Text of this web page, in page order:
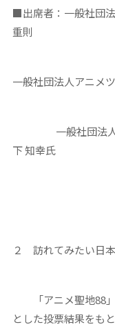
■出席者：一般社団
重則
一般社団法人アニ
一般社団法人ア
下 知幸氏
２ 訪れてみたい日
「アニメ聖地88」
とした投票結果をも